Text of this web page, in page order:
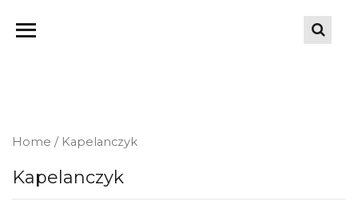
Home / Kapelanczyk
Kapelanczyk